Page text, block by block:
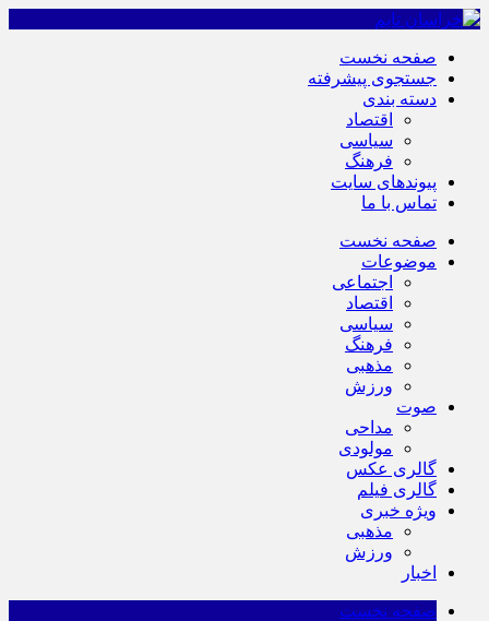
صفحه نخست
جستجوی پیشرفته
دسته بندی
اقتصاد
سیاسی
فرهنگ
پیوندهای سایت
تماس با ما
صفحه نخست
موضوعات
اجتماعی
اقتصاد
سیاسی
فرهنگ
مذهبی
ورزش
صوت
مداحی
مولودی
گالری عکس
گالری فیلم
ویژه خبری
مذهبی
ورزش
اخبار
صفحه نخست